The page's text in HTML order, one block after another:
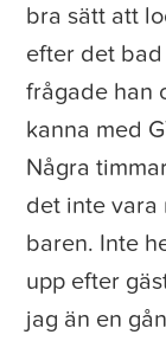
bra sätt att
efter det bad
frågade han
kanna med
Några
det inte vara
baren. Inte
upp efter
jag än en